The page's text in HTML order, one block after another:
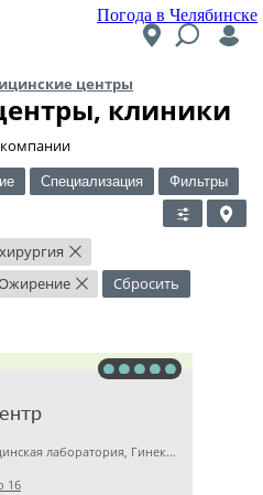
Погода в Челябинске
центры
клиники
Специализация Фильтры
×
× Сбросить
Детская клиника, Медицинская лаборатория, Гинекология
16